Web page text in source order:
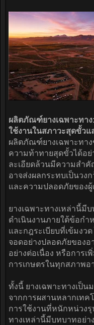
ผลิตภัณฑ์ยางเฉพาะทา
ใช้งานในสภาวะสุดขั้ว
ผลิตภัณฑ์ยางเฉพาะทา
ความท้าทายสุดขั้วได้อ
ละเอียดล้วนมีความสำคั
อาจส่งผลกระทบเป็นวง
และความปลอดภัยของ
ยางเฉพาะทางเหล่านี้
ดำเนินงานภายใต้ข้อก
และกฎระเบียบที่เข้มงว
จอดอย่างปลอดภัยของอ
อย่างต่อเนื่อง หรือการเ
การเกษตรในทุกสภาพอ
ทั้งนี้ ยางเฉพาะทางเป็
จากการผสานหลากเท
การใช้งานที่หนักหน่วงรุ
ทางเหล่านี้มีบทบาทอย่